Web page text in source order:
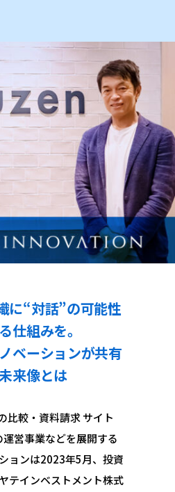
に“対話”の可能性
仕組みを。
ベーションが共有
来像とは
比較・資料請求 サイト
運営事業などを展開する
ョンは2023年5月、投資
テインベストメント株式